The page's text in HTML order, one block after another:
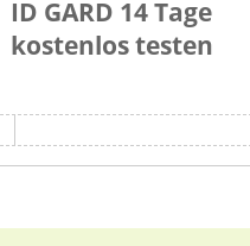
ID GARD 14 Tage
kostenlos testen